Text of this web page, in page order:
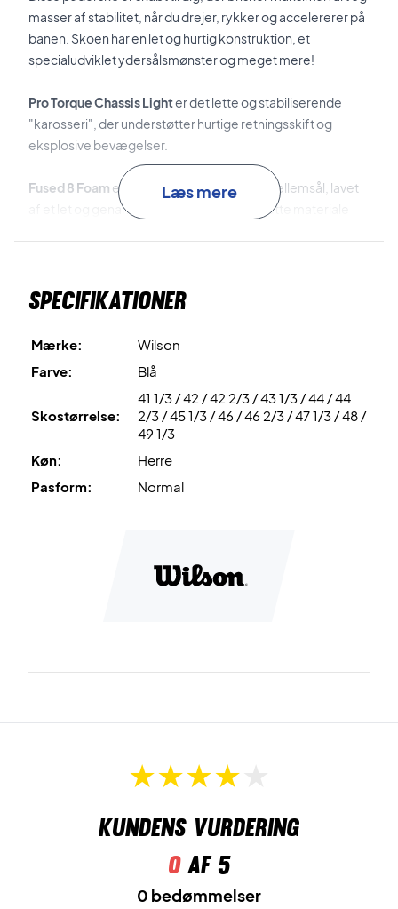
masser af stabilitet, når du drejer, rykker og accelererer på
banen. Skoen har en let og hurtig konstruktion, et
specialudviklet ydersålsmønster og meget mere!
Pro Torque Chassis Lighter det lette og stabiliserende
"karosseri", der understøtter hurtige retningsskift og
eksplosive bevægelser.
Fused 8 Foam er den stødabsorberende mellemsål, lavet
af et let og genanvendt skummateriale. Dette materiale
udviklet særligt til padel. Det sikrer maksimalt greb ved
materiale, der sikrer et suverænt greb på banen!
Perfekt til banen – køb dette par Wilson padel sko i dag!
Læs mere
Specifikationer
Mærke:
Wilson
Farve:
Blå
Skostørrelse:
41 1/3 / 42 / 42 2/3 / 43 1/3 / 44 / 44
2/3 / 45 1/3 / 46 / 46 2/3 / 47 1/3 / 48 /
49 1/3
Køn:
Herre
Pasform:
Normal
Kundens vurdering
0af 5
0 bedømmelser